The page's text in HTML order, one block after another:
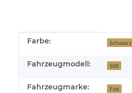
Produkteigenschaft
Wert
Farbe: Schwarz
Fahrzeugmodell: 500
Fahrzeugmarke: Fiat